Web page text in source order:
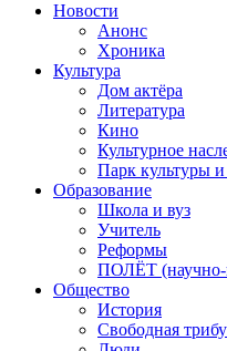
Новости
Анонс
Хроника
Культура
Дом актёра
Литература
Кино
Культурное
Парк культуры
Образование
Школа и вуз
Учитель
Реформы
ПОЛЁТ (научно-
Общество
История
Свободная